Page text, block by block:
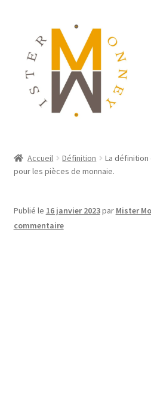
MONNAIES
BIJOUX
Accueil Définition
La définition
pour les pièces de monnaie.
Publié le 16 janvier 2023par Mister
commentaire